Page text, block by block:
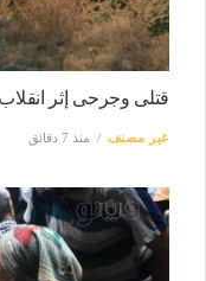
قتلى وجرحى إثر
غير مصنف منذ 7 دقائق